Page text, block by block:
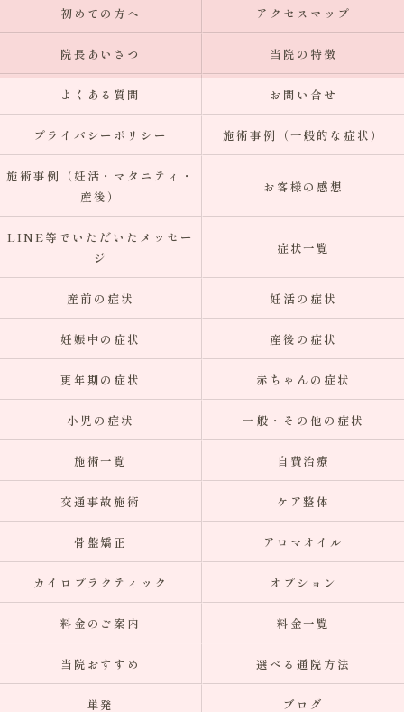
初めての方へ アクセスマップ
院長あいさつ 当院の特徴
よくある質問 お問い合せ
プライバシーポリシー 施術事例（一般的な症状）
施術事例（妊活・マタニティ・
産後）
お客様の感想
LINE等でいただいたメッセー
ジ
症状一覧
産前の症状 妊活の症状
妊娠中の症状 産後の症状
更年期の症状 赤ちゃんの症状
小児の症状 一般・その他の症状
施術一覧 自費治療
交通事故施術 ケア整体
骨盤矯正 アロマオイル
カイロプラクティック オプション
料金のご案内 料金一覧
当院おすすめ 選べる通院方法
単発 ブログ